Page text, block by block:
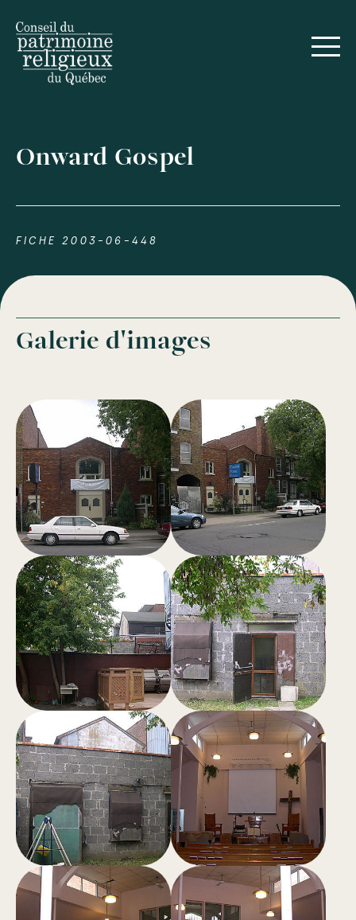
Onward Gospel
FICHE 2003-06-448
Galerie d'images